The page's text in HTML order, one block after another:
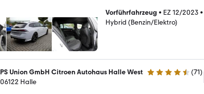
Vorführfahrzeug • EZ 12/2023 •
Hybrid (Benzin/Elektro)
PS Union GmbH Citroen Autohaus Halle West 4.4 Sterne (71)
06122 Halle